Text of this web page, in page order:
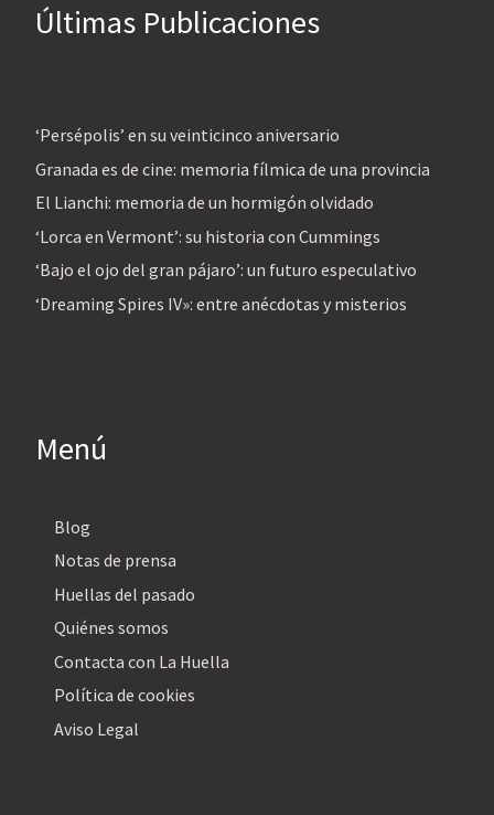
Últimas Publicaciones
‘Persépolis’ en su veinticinco aniversario
Granada es de cine: memoria fílmica de una provincia
El Lianchi: memoria de un hormigón olvidado
‘Lorca en Vermont’: su historia con Cummings
‘Bajo el ojo del gran pájaro’: un futuro especulativo
‘Dreaming Spires IV»: entre anécdotas y misterios
Menú
Blog
Notas de prensa
Huellas del pasado
Quiénes somos
Contacta con La Huella
Política de cookies
Aviso Legal